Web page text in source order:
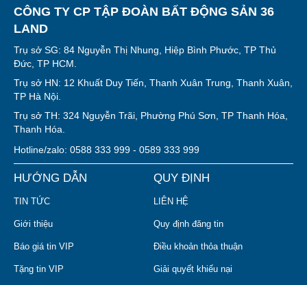
CÔNG TY CP TẬP ĐOÀN BẤT ĐỘNG SẢN 36
LAND
Trụ sở SG: 84 Nguyễn Thị Nhung, Hiệp Bình Phước, TP Thủ
Đức, TP HCM.
Trụ sở HN: 12 Khuất Duy Tiến, Thanh Xuân Trung, Thanh Xuân,
TP Hà Nội.
Trụ sở TH: 324 Nguyễn Trãi, Phường Phú Sơn, TP Thanh Hóa,
Thanh Hóa.
Hotline/zalo: 0588 333 999 - 0589 333 999
HƯỚNG DẪN
TIN TỨC
Giới thiệu
Báo giá tin VIP
Tặng tin VIP
QUY ĐỊNH
LIÊN HỆ
Quy định đăng tin
Điều khoản thỏa thuận
Giải quyết khiếu nại